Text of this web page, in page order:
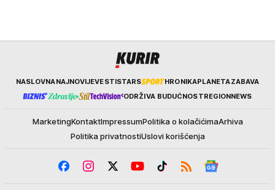
KurirNASLOVNANAJNOVIJEVESTISTARS HRONIKAPLANETAZABAVA
ODRŽIVA BUDUĆNOSTREGIONNEWS
MarketingKontaktImpressumPolitika o kolačićimaArhiva
Politika privatnostiUslovi korišćenja